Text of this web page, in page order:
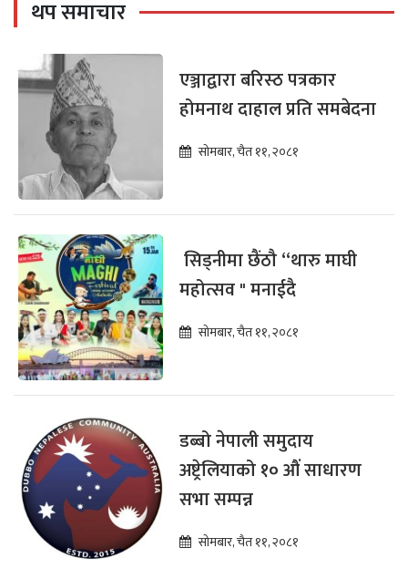
थप समाचार
एञ्जाद्वारा बरिस्ठ पत्रकार
होमनाथ दाहाल प्रति समबेदना
सोमबार, चैत ११, २०८१
सिड्नीमा छैंठौ “थारु माघी
महोत्सव " मनाईदै
सोमबार, चैत ११, २०८१
डब्बो नेपाली समुदाय
अष्ट्रेलियाको १० औं साधारण
सभा सम्पन्न
सोमबार, चैत ११, २०८१